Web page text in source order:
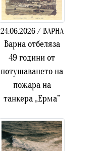
24.06.2026 / ВАРНА
Варна отбеляза
49 години от
потушаването на
пожара на
танкера „Ерма”